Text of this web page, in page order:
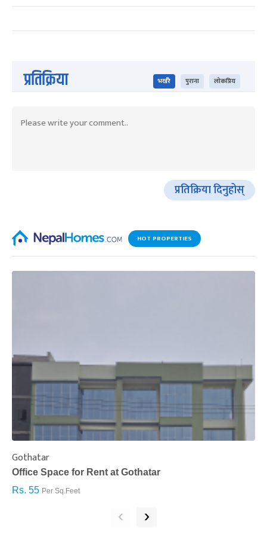
प्रतिक्रिया भर्खरै पुराना लोकप्रिय
प्रतिक्रिया दिनुहोस्
HOT PROPERTIES
Gothatar
Office Space for Rent at Gothatar
Rs. 55 Per Sq.Feet
‹ ›